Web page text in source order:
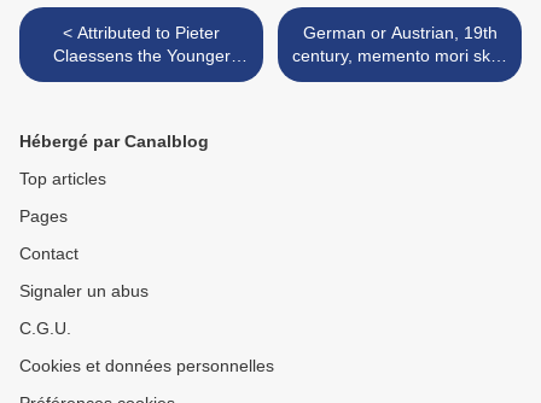
< Attributed to Pieter
Claessens the Younger
(Antwerp 1571-1623) The
Gabriel
German or Austrian, 19th
century, memento mori skull
>
Hébergé par Canalblog
Top articles
Pages
Contact
Signaler un abus
C.G.U.
Cookies et données personnelles